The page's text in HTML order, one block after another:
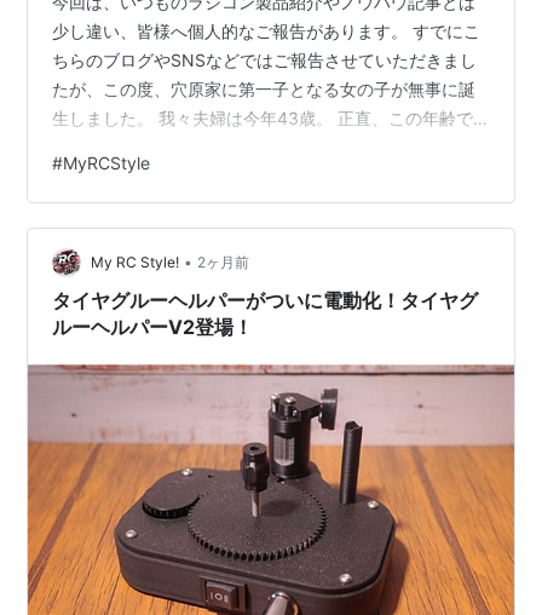
少し違い、皆様へ個人的なご報告があります。 すでにこ
ちらのブログやSNSなどではご報告させていただきまし
たが、この度、穴原家に第一子となる女の子が無事に誕
生しました。 我々夫婦は今年43歳。 正直、この年齢で
だと思っています。 無事に生まれてきてくれた娘、そし
て命をかけて頑張ってくれた妻には、感謝しかありませ
ん。 人生で一番幸せな時間が、今まさに始まったと感じ
ています。 そして、この出来事をきっかけに、自分の中
で大きな決断をしました。 この度、20年間勤めてきた近
藤科学株式会社、KOPROPOを…
#MyRCStyle
My RC Style! • 2ヶ月前
タイヤグルーヘルパーがついに電動化！タイヤグ
ルーヘルパーV2登場！